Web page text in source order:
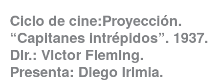
Ciclo de cine:Proyección.
“Capitanes intrépidos”. 1937.
Dir.: Victor Fleming.
Presenta: Diego Irimia.